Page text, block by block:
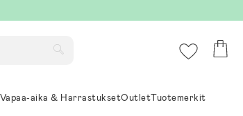
Vapaa-aika & HarrastuksetOutletTuotemerkit